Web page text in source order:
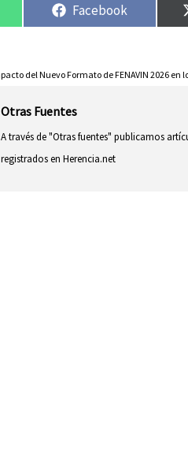
Facebook
Otras Fuentes
A través de "Otras fuentes" publicamos
registrados en Herencia.net